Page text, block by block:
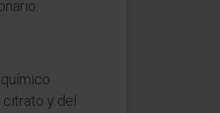
y del